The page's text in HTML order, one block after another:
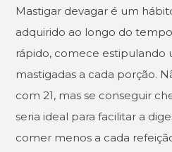
Mastigar devagar é um
adquirido ao longo do
rápido, comece estipulando
mastigadas a cada porção.
com 21, mas se conseguir
seria ideal para facilitar a
comer menos a cada